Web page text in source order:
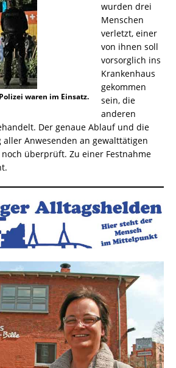
waren im Einsatz.
wurden drei
Menschen
verletzt, einer
von ihnen soll
vorsorglich ins
Krankenhaus
gekommen
sein, die
anderen
Der genaue Ablauf und die
Anwesenden an gewalttätigen
überprüft. Zu einer Festnahme